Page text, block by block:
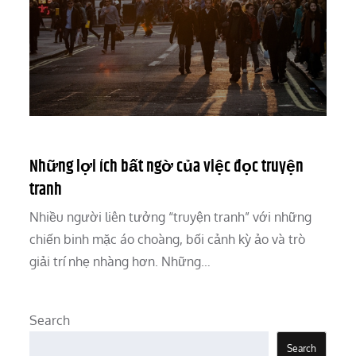
Những lợi ích bất ngờ của việc đọc truyện
tranh
Nhiều người liên tưởng “truyện tranh” với những
chiến binh mặc áo choàng, bối cảnh kỳ ảo và trò
giải trí nhẹ nhàng hơn. Những…
Search
Search